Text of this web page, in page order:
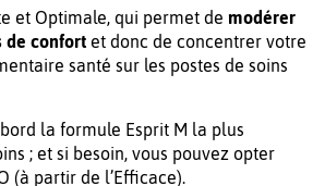
et Optimale, qui permet de modérer
de confort et donc de concentrer votre
santé sur les postes de soins
la formule Esprit M la plus
; et si besoin, vous pouvez opter
(à partir de l’Efficace).